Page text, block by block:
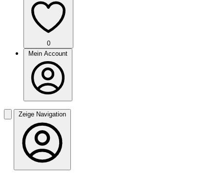
0
Mein Account
Zeige Navigation